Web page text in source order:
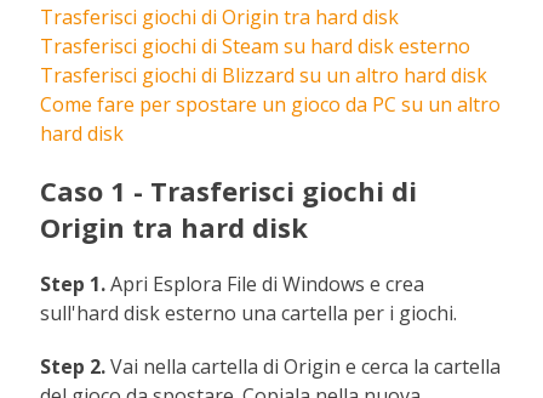
Trasferisci giochi di Origin tra hard disk
Trasferisci giochi di Steam su hard disk esterno
Trasferisci giochi di Blizzard su un altro hard disk
Come fare per spostare un gioco da PC su un altro
hard disk
Caso 1 - Trasferisci giochi di
Origin tra hard disk
Step 1.Apri Esplora File di Windows e crea
sull'hard disk esterno una cartella per i giochi.
Step 2.Vai nella cartella di Origin e cerca la cartella